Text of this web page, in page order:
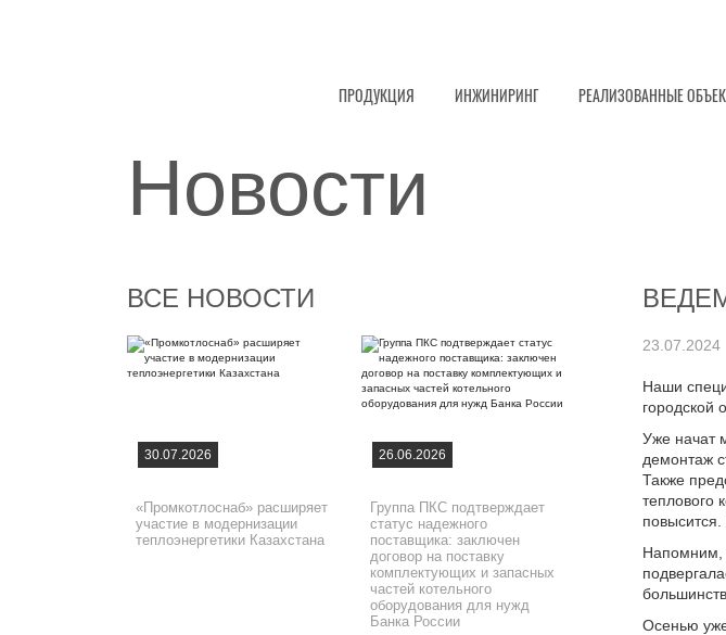
ПРОДУКЦИЯ ИНЖИНИРИНГ РЕАЛИЗОВАННЫЕ
Новости
ВСЕ НОВОСТИ
30.07.2026
«Промкотлоснаб» расширяет
участие в модернизации
теплоэнергетики Казахстана
26.06.2026
Группа ПКС подтверждает
статус надежного
поставщика: заключен
договор на поставку
комплектующих и запасных
частей котельного
оборудования для нужд
Банка России
23.07.2024
Наши
городской
Уже начат
демонтаж
Также
теплового
Напомним,
Осенью